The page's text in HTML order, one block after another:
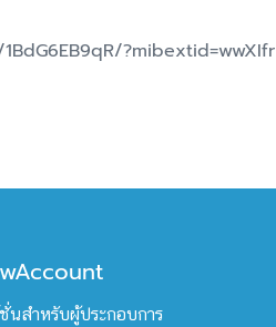
?mibextid=wwXIfr
นสำหรับผู้ประกอบการ